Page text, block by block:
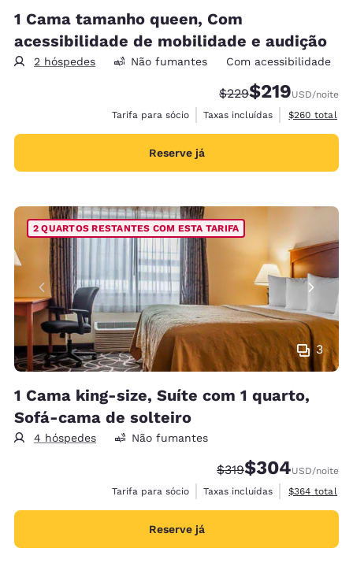
1 Cama tamanho queen, Com
acessibilidade de mobilidade e audição
2 hóspedes Não fumantes Com acessibilidade
Tarifa anterior
$229Tarifa com
$219USD/noite
Tarifa para sócio
Taxas incluídas Exibir
$260 total
Reserve já
3
2 QUARTOS RESTANTES COM ESTA TARIFA
1 Cama king-size, Suíte com 1 quarto,
Sofá-cama de solteiro
4 hóspedes Não fumantes
Tarifa anterior
$319Tarifa com
$304USD/noite
Tarifa para sócio
Taxas incluídas Exibir
$364 total
Reserve já